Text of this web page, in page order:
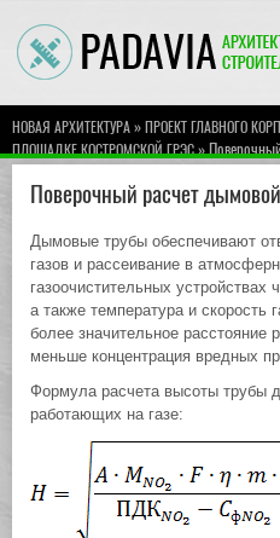
НОВАЯ АРХИТЕКТУРА»ПРОЕКТ ГЛАВНОГО
ПЛОЩАДКЕ КОСТРОМСКОЙ ГРЭС»
Поверочный расчет
Дымовые трубы обеспечивают
газов и рассеивание в
газоочистительных
а также температура и скорость
более значительное
меньше концентрация вредных
Формула расчета высоты трубы
работающих на газе: